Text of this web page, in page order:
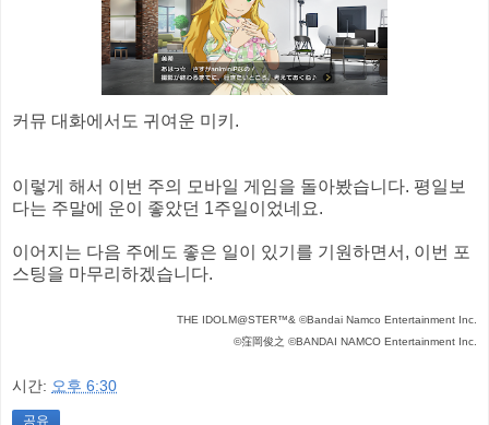
커뮤 대화에서도 귀여운 미키.
이렇게 해서 이번 주의 모바일 게임을 돌아봤습니다. 평일보
다는 주말에 운이 좋았던 1주일이었네요.
이어지는 다음 주에도 좋은 일이 있기를 기원하면서, 이번 포
스팅을 마무리하겠습니다.
THE IDOLM@STER™& ©Bandai Namco Entertainment Inc.
©窪岡俊之 ©BANDAI NAMCO Entertainment Inc.
시간: 오후 6:30
공유